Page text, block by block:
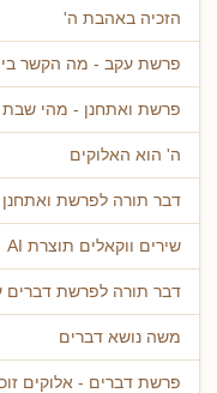
הזכיה באהבת ה'
פרשת עקב - מה הקשר
פרשת ואתחנן - מהי שבת
ה' הוא האלוקים
דבר תורה לפרשת ואתחנן
שירים ווקאלים תוצרת AI
דבר תורה לפרשת דברים
משה נושא דברים
פרשת דברים - אלוקים